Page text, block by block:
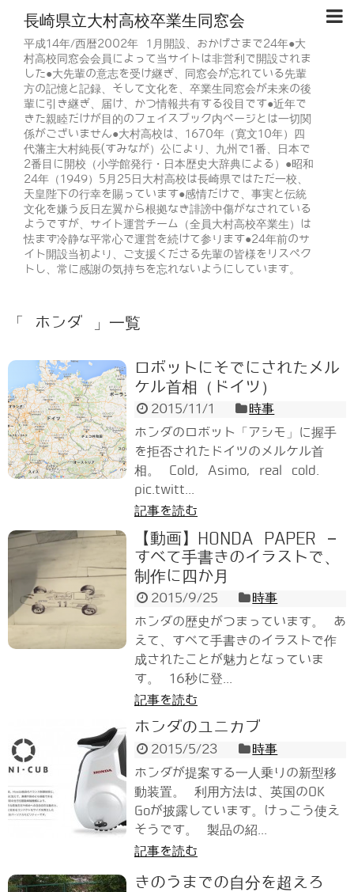
長崎県立大村高校卒業生同窓会
平成14年/西暦2002年 1月開設、おかげさまで24年●大
村高校同窓会会員によって当サイトは非営利で開設されま
した●大先輩の意志を受け継ぎ、同窓会が忘れている先輩
方の記憶と記録、そして文化を、卒業生同窓会が未来の後
輩に引き継ぎ、届け、かつ情報共有する役目です●近年で
きた親睦だけが目的のフェイスブック内ページとは一切関
係がございません●大村高校は、1670年（寛文10年）四
代藩主大村純長(すみなが）公により、九州で1番、日本で
2番目に開校（小学館発行・日本歴史大辞典による）●昭和
24年（1949）5月25日大村高校は長崎県ではただ一校、
天皇陛下の行幸を賜っています●感情だけで、事実と伝統
文化を嫌う反日左翼から根拠なき誹謗中傷がなされている
ようですが、サイト運営チーム（全員大村高校卒業生）は
怯まず冷静な平常心で運営を続けて参ります●24年前のサ
イト開設当初より、ご支援くださる先輩の皆様をリスペク
トし、常に感謝の気持ちを忘れないようにしています。
「 ホンダ 」一覧
ロボットにそでにされたメル
ケル首相（ドイツ）
2015/11/1
時事
ホンダのロボット「アシモ」に握手
を拒否されたドイツのメルケル首
相。 Cold, Asimo, real cold.
pic.twitt...
記事を読む
【動画】HONDA PAPER –
すべて手書きのイラストで、
制作に四か月
2015/9/25
時事
ホンダの歴史がつまっています。 あ
えて、すべて手書きのイラストで作
成されたことが魅力となっていま
す。 16秒に登...
記事を読む
ホンダのユニカブ
2015/5/23
時事
ホンダが提案する一人乗りの新型移
動装置。 利用方法は、英国のOK
Goが披露しています。けっこう使え
そうです。 製品の紹...
記事を読む
きのうまでの自分を超えろ